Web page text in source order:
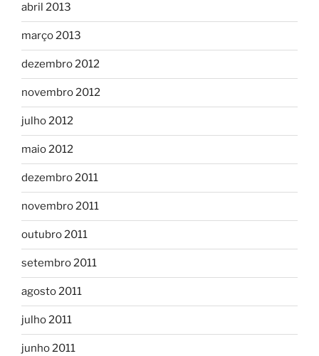
abril 2013
março 2013
dezembro 2012
novembro 2012
julho 2012
maio 2012
dezembro 2011
novembro 2011
outubro 2011
setembro 2011
agosto 2011
julho 2011
junho 2011